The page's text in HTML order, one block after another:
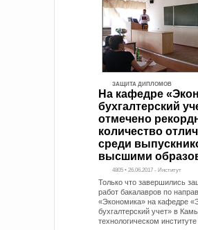
ЗАЩИТА ДИПЛОМОВ
На кафедре
бухгалтерский
отмечено
количество
среди
высшими
4805 • 26.06.2017 - Институт
Только что завершились
работ бакалавров по
«Экономика» на кафедре
бухгалтерский учет» в
технологическом институте